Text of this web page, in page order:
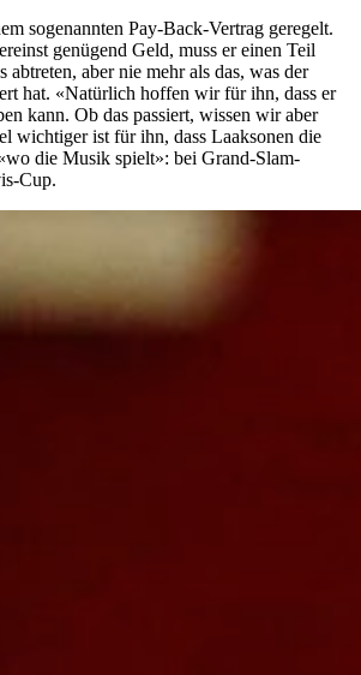
sogenannten Pay-Back-Vertrag geregelt.
genügend Geld, muss er einen Teil
abtreten, aber nie mehr als das, was der
hat. «Natürlich hoffen wir für ihn, dass er
kann. Ob das passiert, wissen wir aber
wichtiger ist für ihn, dass Laaksonen die
die Musik spielt»: bei Grand-Slam-
Cup.